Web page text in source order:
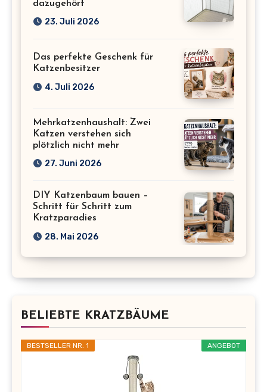
dazugehört
23. Juli 2026
Das perfekte Geschenk für
Katzenbesitzer
4. Juli 2026
Mehrkatzenhaushalt: Zwei
Katzen verstehen sich
plötzlich nicht mehr
27. Juni 2026
DIY Katzenbaum bauen –
Schritt für Schritt zum
Kratzparadies
28. Mai 2026
BELIEBTE KRATZBÄUME
ANGEBOT
BESTSELLER NR. 1